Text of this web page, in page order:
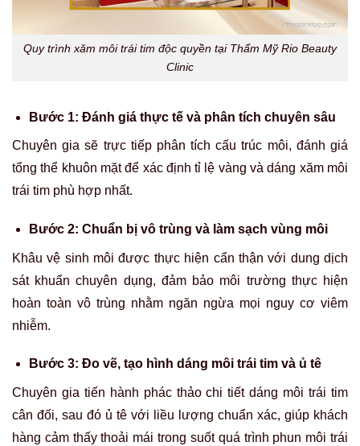
Quy trình xăm môi trái tim độc quyền tại Thẩm Mỹ Rio Beauty
Clinic
Bước 1: Đánh giá thực tế và phân tích chuyên sâu
Chuyên gia sẽ trực tiếp phân tích cấu trúc môi, đánh giá
tổng thể khuôn mặt để xác định tỉ lệ vàng và dáng xăm môi
trái tim phù hợp nhất.
Bước 2: Chuẩn bị vô trùng và làm sạch vùng môi
Khâu vệ sinh môi được thực hiện cẩn thận với dung dịch
sát khuẩn chuyên dụng, đảm bảo môi trường thực hiện
hoàn toàn vô trùng nhằm ngăn ngừa mọi nguy cơ viêm
nhiễm.
Bước 3: Đo vẽ, tạo hình dáng môi trái tim và ủ tê
Chuyên gia tiến hành phác thảo chi tiết dáng môi trái tim
cân đối, sau đó ủ tê với liều lượng chuẩn xác, giúp khách
hàng cảm thấy thoải mái trong suốt quá trình phun môi trái